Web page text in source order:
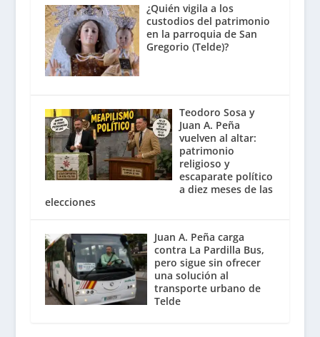
¿Quién vigila a los
custodios del patrimonio
en la parroquia de San
Gregorio (Telde)?
Teodoro Sosa y
Juan A. Peña
vuelven al altar:
patrimonio
religioso y
escaparate político
a diez meses de las
elecciones
Juan A. Peña carga
contra La Pardilla Bus,
pero sigue sin ofrecer
una solución al
transporte urbano de
Telde